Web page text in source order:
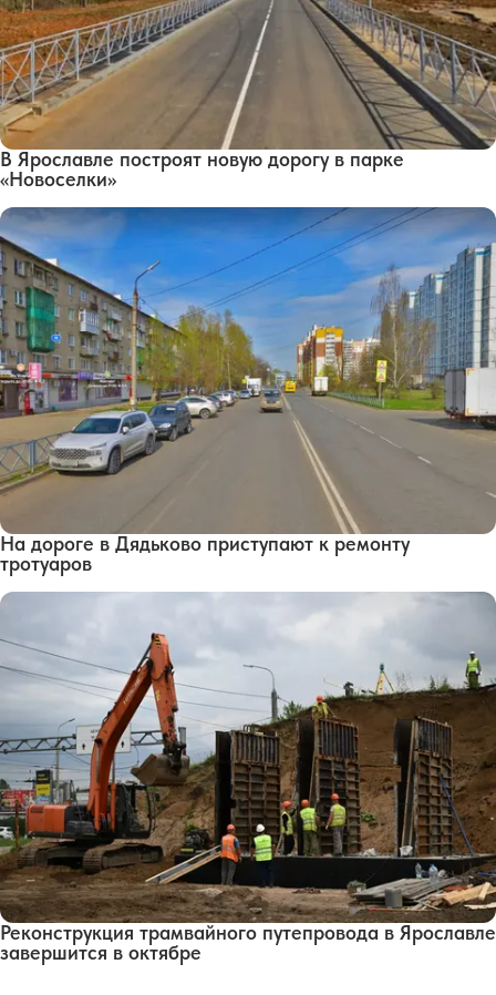
В Ярославле построят новую дорогу в парке
«Новоселки»
На дороге в Дядьково приступают к ремонту
тротуаров
Реконструкция трамвайного путепровода в Ярославле
завершится в октябре